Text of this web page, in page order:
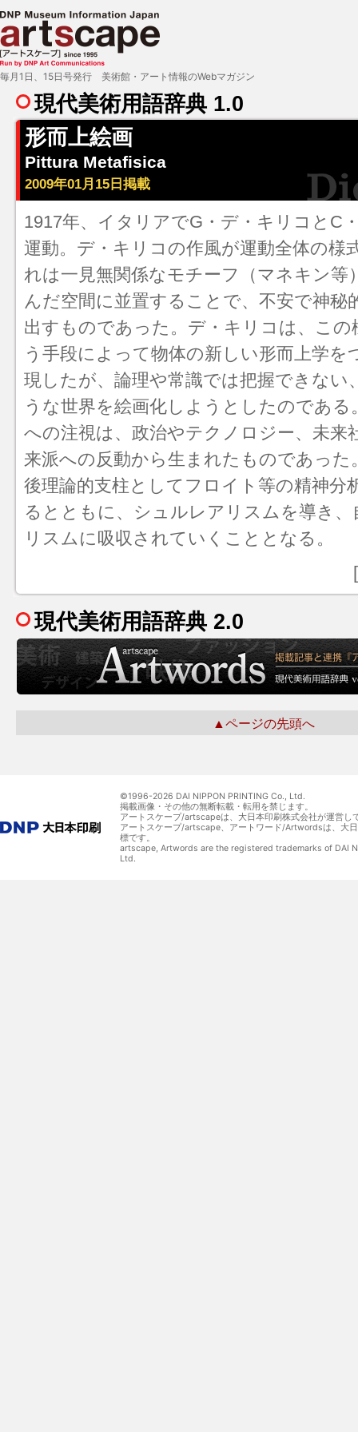
現代美術用語辞典 1.0
形而上絵画
Pittura Metafisica
2009年01月15日掲載
1917年、イタリアでG・デ・キリコとC
運動。デ・キリコの作風が運動全体の様
れは一見無関係なモチーフ（マネキン等
んだ空間に並置することで、不安で神秘
出すものであった。デ・キリコは、この
う手段によって物体の新しい形而上学を
現したが、論理や常識では把握できない
うな世界を絵画化しようとしたのである
への注視は、政治やテクノロジー、未来
来派への反動から生まれたものであった
後理論的支柱としてフロイト等の精神分
るとともに、 シュルレアリスム を導き
リスムに吸収されていくこととなる。
現代美術用語辞典 2.0
▲ページの先頭へ
©1996-2026 DAI NIPPON PRINTING Co., Ltd.
掲載画像・その他の無断転載・転用を禁じます。
アートスケープ/artscapeは、大日本印刷株式会社が運営し
アートスケープ/artscape、アートワード/Artwordsは、大
標です。
artscape, Artwords are the registered trademarks of DAI
Ltd.
毎月1日、15日号発行 美術館・アート情報のWebマガジン